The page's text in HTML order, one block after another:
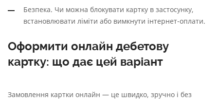
Безпека. Чи можна блокувати картку в застосунку,
встановлювати ліміти або вимкнути інтернет-оплати.
Оформити онлайн дебетову
картку: що дає цей варіант
Замовлення картки онлайн — це швидко, зручно і без